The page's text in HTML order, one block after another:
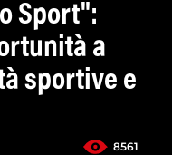
Sport":
a
sportive e
8561